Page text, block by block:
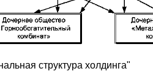
структура холдинга"